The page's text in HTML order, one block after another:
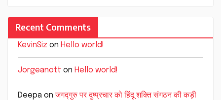
Recent Comments
KevinSiz on Hello world!
Jorgeanott on Hello world!
Deepa onजगद्गुरु पर दुष्प्रचार को हिंदू शक्ति संगठन की कड़ी